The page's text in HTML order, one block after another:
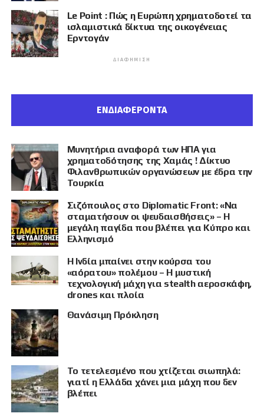
Le Point : Πώς η Ευρώπη χρηματοδοτεί τα
ισλαμιστικά δίκτυα της οικογένειας
Ερντογάν
ΔΙΑΦΉΜΙΣΗ
ΕΝΔΙΑΦΕΡΟΝΤΑ
Μυνητήρια αναφορά των ΗΠΑ για
χρηματοδότησης της Χαμάς ! Δίκτυο
Φιλανθρωπικών οργανώσεων με έδρα την
Τουρκία
Σιζόπουλος στο Diplomatic Front: «Να
σταματήσουν οι ψευδαισθήσεις» – Η
μεγάλη παγίδα που βλέπει για Κύπρο και
Ελληνισμό
Η Ινδία μπαίνει στην κούρσα του
«αόρατου» πολέμου – Η μυστική
τεχνολογική μάχη για stealth αεροσκάφη,
drones και πλοία
Θανάσιμη Πρόκληση
Το τετελεσμένο που χτίζεται σιωπηλά:
γιατί η Ελλάδα χάνει μια μάχη που δεν
βλέπει